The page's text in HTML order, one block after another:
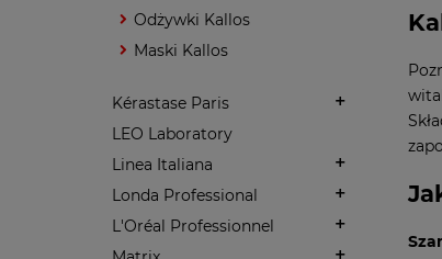
Odżywki Kallos
Maski Kallos
Kérastase Paris
LEO Laboratory
Linea Italiana
Londa Professional
L'Oréal Professionnel